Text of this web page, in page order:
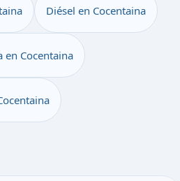
Diésel en Cocentaina
en Cocentaina